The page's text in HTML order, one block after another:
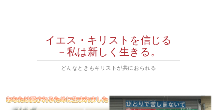
イエス・キリストを信じる
－私は新しく生きる。
どんなときもキリストが共におられる